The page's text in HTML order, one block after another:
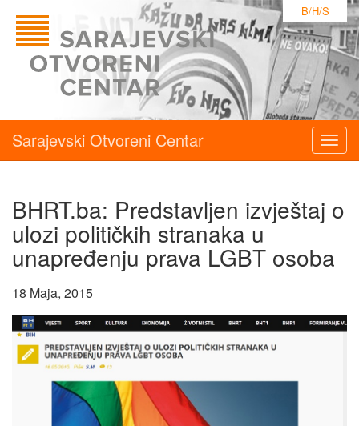
B/H/S
Sarajevski Otvoreni Centar
BHRT.ba: Predstavljen izvještaj o
ulozi političkih stranaka u
unapređenju prava LGBT osoba
18 Maja, 2015